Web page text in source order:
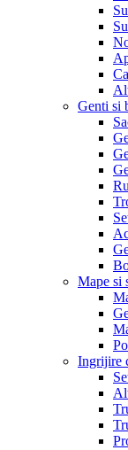
Genti si
Mape si
Ingrijire